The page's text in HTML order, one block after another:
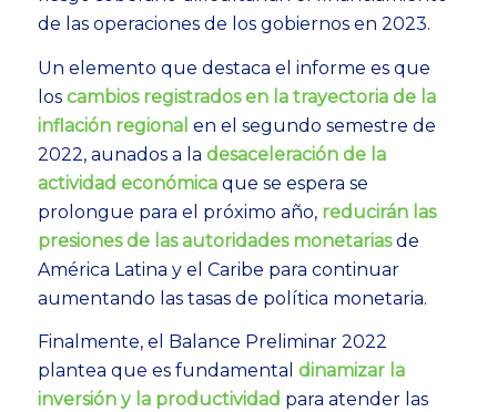
de las operaciones de los gobiernos en 2023.
Un elemento que destaca el informe es que
los cambios registrados en la trayectoria de la
inflación regional en el segundo semestre de
2022, aunados a la desaceleración de la
actividad económicaque se espera se
prolongue para el próximo año, reducirán las
presiones de las autoridades monetariasde
América Latina y el Caribe para continuar
aumentando las tasas de política monetaria.
Finalmente, el Balance Preliminar 2022
plantea que es fundamental dinamizar la
inversión y la productividad para atender las